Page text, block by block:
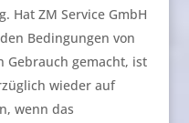
Hat ZM Service GmbH
Bedingungen von
Gebrauch gemacht, ist
wieder auf
wenn das